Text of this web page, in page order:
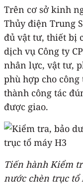
Trên cơ sở kinh
Thủy điện Trung
đủ vật tư, thiết bị
dịch vụ Công ty
nhân lực, vật tư,
phù hợp cho
thành công tác
được giao.
Tiến hành Kiểm
nước chèn trục tổ